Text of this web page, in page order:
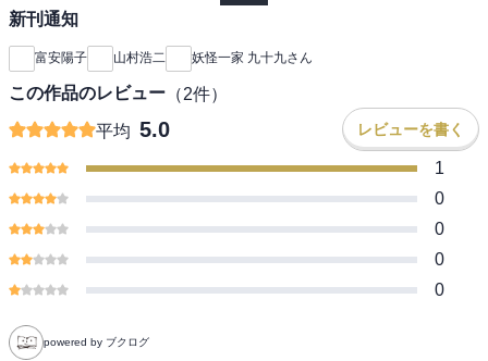
新刊通知
富安陽子 山村浩二 妖怪一家 九十九さん
この作品のレビュー （2件）
平均 5.0 レビューを書く
1
0
0
0
0
powered by ブクログ